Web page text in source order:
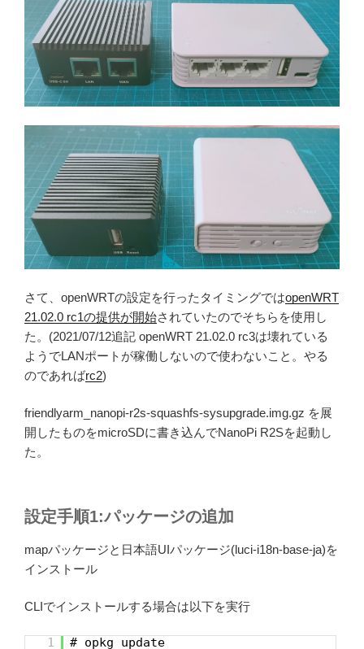
さて、openWRTの設定を行ったタイミングではopenWRT
21.02.0 rc1の提供が開始されていたのでそちらを使用し
た。(2021/07/12追記 openWRT 21.02.0 rc3は壊れている
ようでLANポートが稼働しないので使わないこと。やる
のであればrc2)
friendlyarm_nanopi-r2s-squashfs-sysupgrade.img.gz を展
開したものをmicroSDに書き込んでNanoPi R2Sを起動し
た。
設定手順1:パッケージの追加
mapパッケージと日本語UIパッケージ(luci-i18n-base-ja)を
インストール
CLIでインストールする場合は以下を実行
1
# opkg update